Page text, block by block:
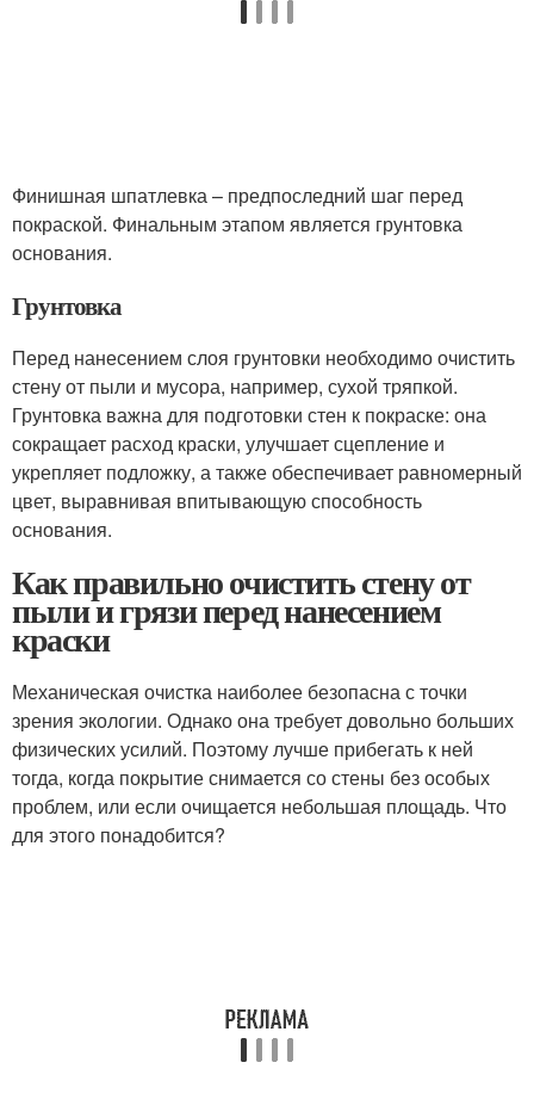
Финишная шпатлевка – предпоследний шаг перед
покраской. Финальным этапом является грунтовка
основания.
Грунтовка
Перед нанесением слоя грунтовки необходимо очистить
стену от пыли и мусора, например, сухой тряпкой.
Грунтовка важна для подготовки стен к покраске: она
сокращает расход краски, улучшает сцепление и
укрепляет подложку, а также обеспечивает равномерный
цвет, выравнивая впитывающую способность
основания.
Как правильно очистить стену от
пыли и грязи перед нанесением
краски
Механическая очистка наиболее безопасна с точки
зрения экологии. Однако она требует довольно больших
физических усилий. Поэтому лучше прибегать к ней
тогда, когда покрытие снимается со стены без особых
проблем, или если очищается небольшая площадь. Что
для этого понадобится?